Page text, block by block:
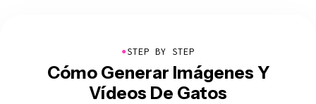
●STEP BY STEP
Cómo Generar Imágenes Y
Vídeos De Gatos